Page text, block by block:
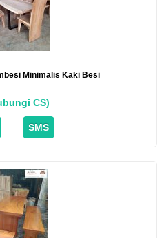
Minimalis Kaki Besi
CS)
SMS